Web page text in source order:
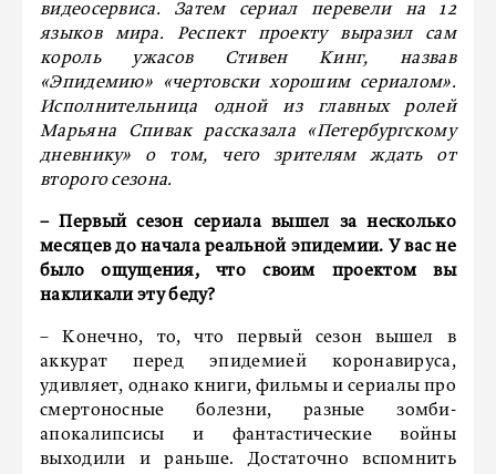
видеосервиса. Затем сериал перевели на 12
языков мира. Респект проекту выразил сам
король ужасов Стивен Кинг, назвав
«Эпидемию» «чертовски хорошим сериалом».
Исполнительница одной из главных ролей
Марьяна Спивак рассказала «Петербургскому
дневнику» о том, чего зрителям ждать от
второго сезона.
– Первый сезон сериала вышел за несколько
месяцев до начала реальной эпидемии. У вас не
было ощущения, что своим проектом вы
накликали эту беду?
– Конечно, то, что первый сезон вышел в
аккурат перед эпидемией коронавируса,
удивляет, однако книги, фильмы и сериалы про
смертоносные болезни, разные зомби-
апокалипсисы и фантастические войны
выходили и раньше. Достаточно вспомнить